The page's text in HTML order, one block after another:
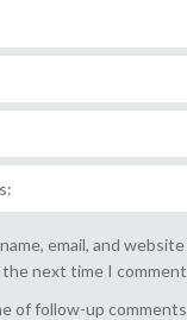
email, and
next time I
of follow-up comments